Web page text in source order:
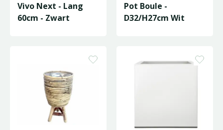
Vivo Next - Lang
60cm - Zwart
Pot Boule -
D32/H27cm Wit